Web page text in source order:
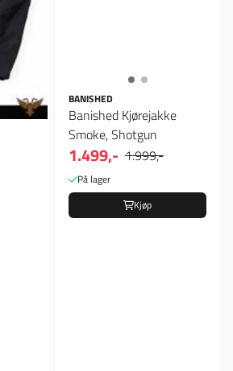
BANISHED
Banished Kjørejakke
Smoke, Shotgun
1.499,- 1.999,-
På lager
Kjøp